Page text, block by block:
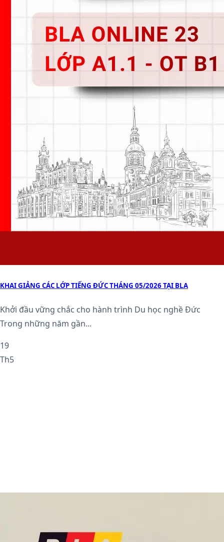
KHAI GIẢNG CÁC LỚP TIẾNG ĐỨC THÁNG 05/2026 TẠI BLA
Khởi đầu vững chắc cho hành trình Du học nghề Đức
Trong những năm gần...
19
Th5